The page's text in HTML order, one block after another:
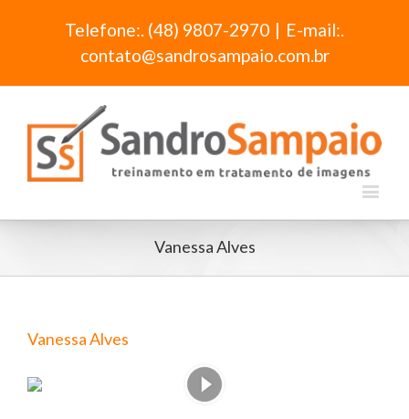
Telefone:. (48) 9807-2970 | E-mail:.
contato@sandrosampaio.com.br
Vanessa Alves
Vanessa Alves